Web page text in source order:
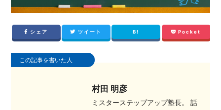
シェア ツイート B! Pocket
この記事を書いた人
村田 明彦
ミスターステップアップ塾長。 話